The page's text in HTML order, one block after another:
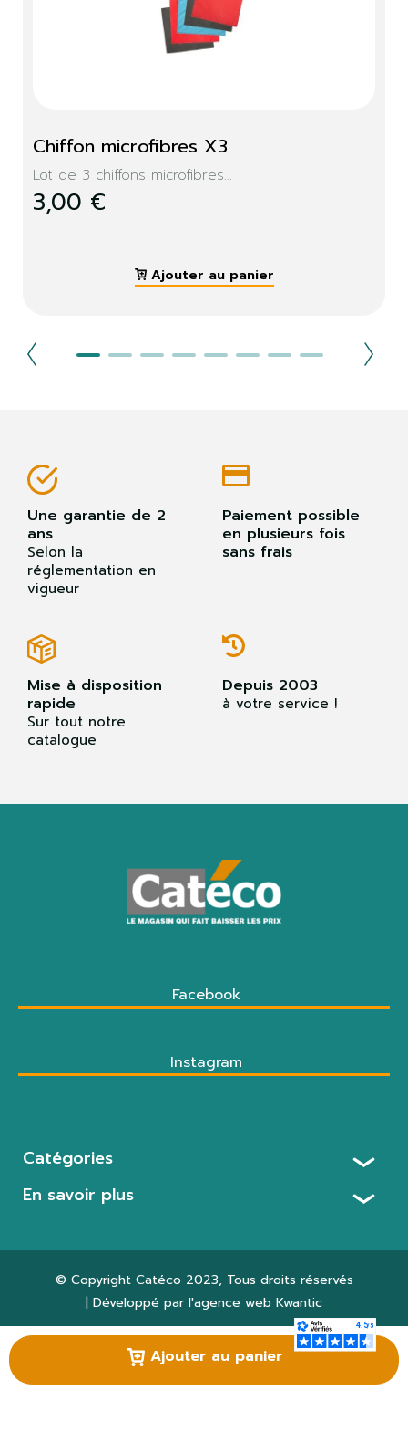
Ajouter au panier
Chiffon microfibres X3
Lot de 3 chiffons microfibres...
3,00 €
Ajouter au panier
Une garantie de 2
ans
Selon la
réglementation en
vigueur
Paiement possible
en plusieurs fois
sans frais
Mise à disposition
rapide
Sur tout notre
catalogue
Depuis 2003
à votre service !
Facebook
Instagram
Catégories
En savoir plus
© Copyright Catéco 2023, Tous droits réservés
| Développé par l'agence web Kwantic
Paramètres des cookies